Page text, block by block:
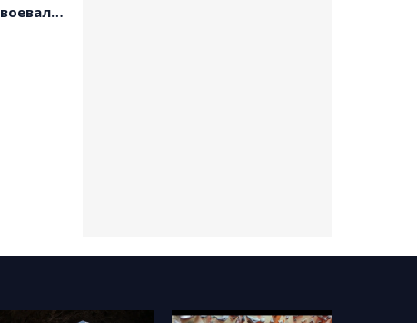
Российские скалолазы завоевали 11 медалей на первенстве Европы!